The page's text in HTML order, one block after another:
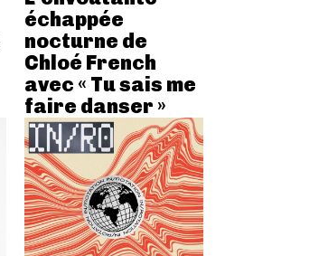
échappée
nocturne de
Chloé French
avec « Tu sais me
faire danser »